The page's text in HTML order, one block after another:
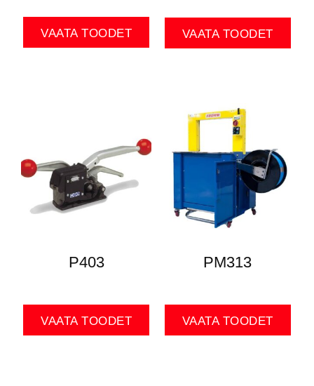
VAATA TOODET VAATA TOODET
P403
VAATA TOODET
PM313
VAATA TOODET